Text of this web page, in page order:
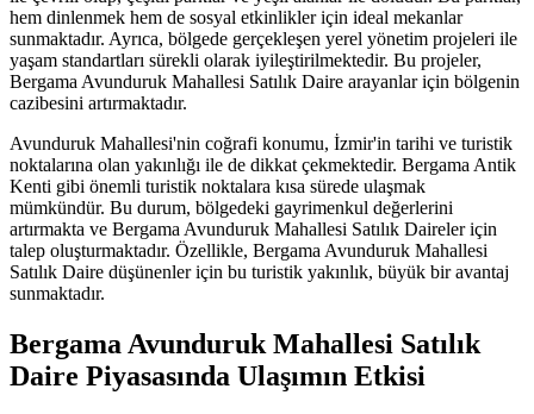
hem dinlenmek hem de sosyal etkinlikler için ideal mekanlar
sunmaktadır. Ayrıca, bölgede gerçekleşen yerel yönetim projeleri ile
yaşam standartları sürekli olarak iyileştirilmektedir. Bu projeler,
Bergama Avunduruk Mahallesi Satılık Daire arayanlar için bölgenin
cazibesini artırmaktadır.
Avunduruk Mahallesi'nin coğrafi konumu, İzmir'in tarihi ve turistik
noktalarına olan yakınlığı ile de dikkat çekmektedir. Bergama Antik
Kenti gibi önemli turistik noktalara kısa sürede ulaşmak
mümkündür. Bu durum, bölgedeki gayrimenkul değerlerini
artırmakta ve Bergama Avunduruk Mahallesi Satılık Daireler için
talep oluşturmaktadır. Özellikle, Bergama Avunduruk Mahallesi
Satılık Daire düşünenler için bu turistik yakınlık, büyük bir avantaj
sunmaktadır.
Bergama Avunduruk Mahallesi Satılık
Daire Piyasasında Ulaşımın Etkisi